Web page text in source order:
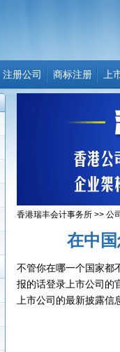
注册公司 商标注册 上
香港瑞丰会计事务所 >> 公
在中
不管你在哪一个国家都
报的话登录上市公司的
上市公司的最新披露信